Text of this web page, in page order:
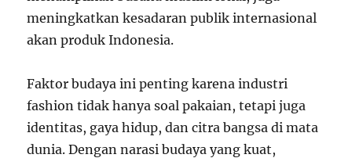
meningkatkan kesadaran publik internasional
akan produk Indonesia.
Faktor budaya ini penting karena industri
fashion tidak hanya soal pakaian, tetapi juga
identitas, gaya hidup, dan citra bangsa di mata
dunia. Dengan narasi budaya yang kuat,